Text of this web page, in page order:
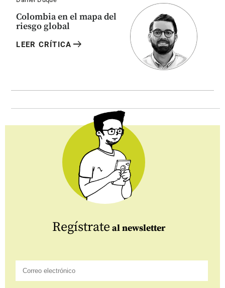
Colombia en el mapa del
riesgo global
LEER CRÍTICA arrow_right_alt
Regístrate al newsletter